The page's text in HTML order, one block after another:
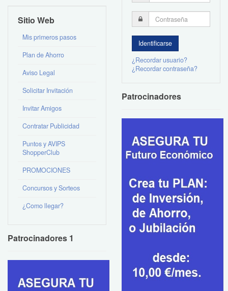
Sitio Web
Mis primeros pasos
Plan de Ahorro
Aviso Legal
Solicitar Invitación
Invitar Amigos
Contratar Publicidad
Puntos y AVIPS
ShopperClub
PROMOCIONES
Concursos y Sorteos
¿Como llegar?
Patrocinadores 1
¿Recordar usuario?
¿Recordar contraseña?
Patrocinadores